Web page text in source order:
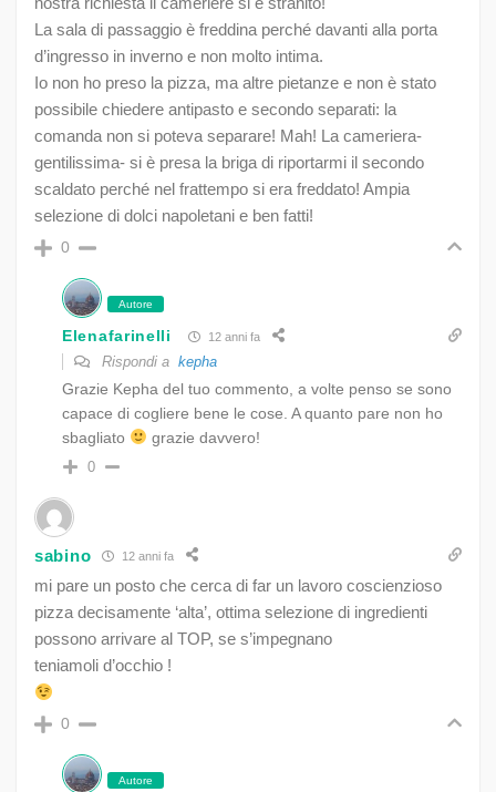
La sala di passaggio è freddina perché davanti alla porta
d’ingresso in inverno e non molto intima.
Io non ho preso la pizza, ma altre pietanze e non è stato
possibile chiedere antipasto e secondo separati: la
comanda non si poteva separare! Mah! La cameriera-
gentilissima- si è presa la briga di riportarmi il secondo
scaldato perché nel frattempo si era freddato! Ampia
selezione di dolci napoletani e ben fatti!
0
Autore
Elenafarinelli 12 anni fa
Rispondi a kepha
Grazie Kepha del tuo commento, a volte penso se sono
capace di cogliere bene le cose. A quanto pare non ho
sbagliato
grazie davvero!
0
sabino 12 anni fa
mi pare un posto che cerca di far un lavoro coscienzioso
pizza decisamente ‘alta’, ottima selezione di ingredienti
possono arrivare al TOP, se s’impegnano
teniamoli d’occhio !
0
Autore